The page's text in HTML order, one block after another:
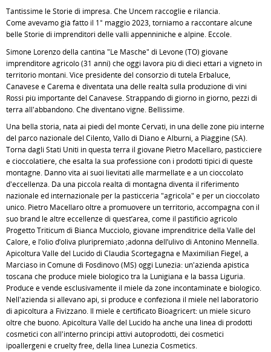
Tantissime le Storie di impresa. Che Uncem raccoglie e rilancia.
Come avevamo già fatto il 1° maggio 2023, torniamo a raccontare alcune
belle Storie di imprenditori delle valli appenniniche e alpine. Eccole.
Simone Lorenzo della cantina "Le Masche" di Levone (TO) giovane
imprenditore agricolo (31 anni) che oggi lavora più di dieci ettari a vigneto in
territorio montani. Vice presidente del consorzio di tutela Erbaluce,
Canavese e Carema è diventata una delle realtà sulla produzione di vini
Rossi più importante del Canavese. Strappando di giorno in giorno, pezzi di
terra all'abbandono. Che diventano vigne. Bellissime.
Una bella storia, nata ai piedi del monte Cervati, in una delle zone più interne
del parco nazionale del Cilento, Vallo di Diano e Alburni, a Piaggine (SA).
Torna dagli Stati Uniti in questa terra il giovane Pietro Macellaro, pasticciere
e cioccolatiere, che esalta la sua professione con i prodotti tipici di queste
montagne. Danno vita ai suoi lievitati alle marmellate e a un cioccolato
d'eccellenza. Da una piccola realtà di montagna diventa il riferimento
nazionale ed internazionale per la pasticceria "agricola" e per un cioccolato
unico. Pietro Macellaro oltre a promuovere un territorio, accompagna con il
suo brand le altre eccellenze di quest’area, come il pastificio agricolo
Progetto Triticum di Bianca Mucciolo, giovane imprenditrice della Valle del
Calore, e l’olio d’oliva pluripremiato ;adonna dell’ulivo di Antonino Mennella.
Apicoltura Valle del Lucido di Claudia Scortegagna e Maximilian Fiegel, a
Marciaso in Comune di Fosdinovo (MS) oggi Lunezia: un'azienda apistica
toscana che produce miele biologico tra la Lunigiana e la bassa Liguria.
Produce e vende esclusivamente il miele da zone incontaminate e biologico.
Nell'azienda si allevano api, si produce e confeziona il miele nel laboratorio
di apicoltura a Fivizzano. Il miele è certificato Bioagricert: un miele sicuro
oltre che buono. Apicoltura Valle del Lucido ha anche una linea di prodotti
cosmetici con all'interno principi attivi autoprodotti, dei cosmetici
ipoallergeni e cruelty free, della linea Lunezia Cosmetics.